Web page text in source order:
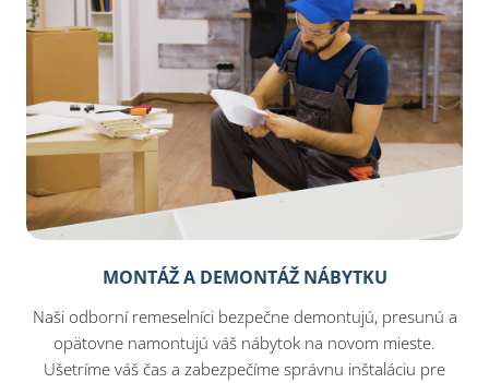
MONTÁŽ A DEMONTÁŽ NÁBYTKU
Naši odborní remeselníci bezpečne demontujú, presunú a
opätovne namontujú váš nábytok na novom mieste.
Ušetríme váš čas a zabezpečíme správnu inštaláciu pre